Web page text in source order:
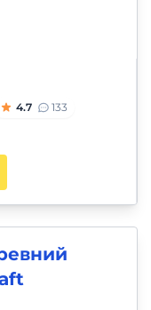
4.7 133